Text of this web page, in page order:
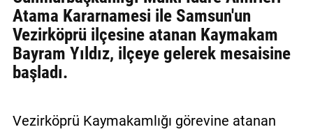
ULAŞIN
Künye
İletişim
Politikası
Atama Kararnamesi ile Samsun'un
Vezirköprü ilçesine atanan Kaymakam
Bayram Yıldız, ilçeye gelerek mesaisine
başladı.
Vezirköprü Kaymakamlığı görevine atanan